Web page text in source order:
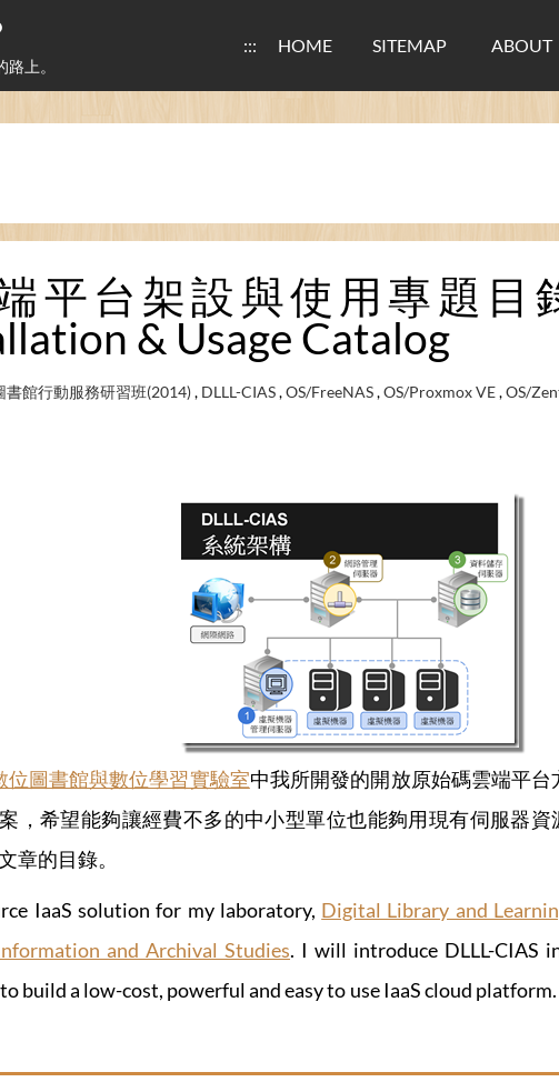
上。
::: HOME SITEMAP ABOUT
平台架設與使用專題目
& Usage Catalog
書館行動服務研習班(2014), DLLL-CIAS,OS/FreeNAS,OS/Proxmox VE,OS/
位圖書館與數位學習實驗室中我所開發的開放原始碼雲端平
，希望能夠讓經費不多的中小型單位也能夠用現有伺服器
章的目錄。
IaaS solution for my laboratory, Digital Library and
and Archival Studies. I will introduce DLLL-CIAS
build a low-cost, powerful and easy to use IaaS cloud